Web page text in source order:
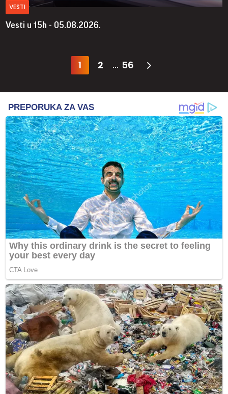
VESTI
Vesti u 15h - 05.08.2026.
1 2 ... 56